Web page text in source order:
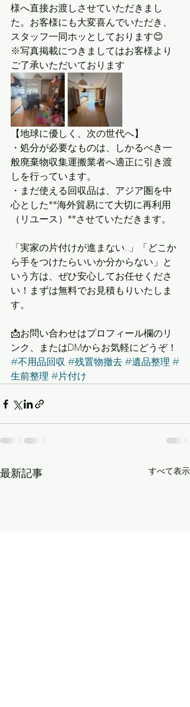
様へ直接お渡しさせていただきまし
た。お客様にも大変喜んでいただき、
スタッフ一同ホッとしております😊
※写真掲載につきましてはお客様より
ご了承いただいております
【地球に優しく、次の世代へ】
・処分が必要なものは、しかるべき一
般廃棄物収集運搬業者へ適正に引き渡
しを行っています。
・まだ使える回収品は、アジア圏を中
心とした**海外貿易にて大切に再利用
（リユース）**させていただきます。
「実家の片付けが進まない…」「どこか
ら手をつけたらいいか分からない」と
いう方は、ぜひ安心してお任せくださ
い！まずは無料でお見積もりいたしま
す。
📩お問い合わせはプロフィール欄のリ
ンク、またはDMからお気軽にどうぞ！
#不用品回収#残置物撤去#遺品整理#
生前整理#片付け
最新記事 すべて表示